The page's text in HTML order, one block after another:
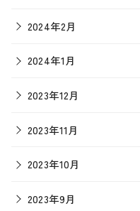
2024年2月
2024年1月
2023年12月
2023年11月
2023年10月
2023年9月